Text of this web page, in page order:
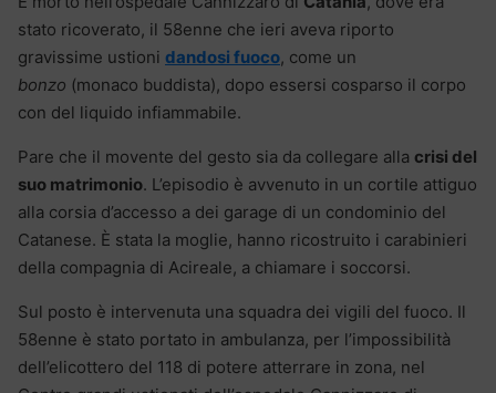
stato ricoverato, il 58enne che ieri aveva riporto
gravissime ustioni dandosi fuoco, come un
bonzo (monaco buddista), dopo essersi cosparso il corpo
con del liquido infiammabile.
Pare che il movente del gesto sia da collegare alla crisi del
suo matrimonio. L’episodio è avvenuto in un cortile attiguo
alla corsia d’accesso a dei garage di un condominio del
Catanese. È stata la moglie, hanno ricostruito i carabinieri
della compagnia di Acireale, a chiamare i soccorsi.
Sul posto è intervenuta una squadra dei vigili del fuoco. Il
58enne è stato portato in ambulanza, per l’impossibilità
dell’elicottero del 118 di potere atterrare in zona, nel